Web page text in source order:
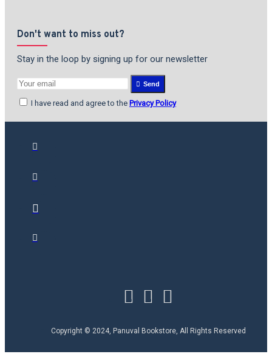
Don't want to miss out?
Stay in the loop by signing up for our newsletter
Send
I have read and agree to the Privacy Policy
Copyright © 2024, Panuval Bookstore, All Rights Reserved